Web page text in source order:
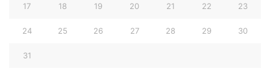
17 18 19 20 21 22 23
24 25 26 27 28 29 30
31